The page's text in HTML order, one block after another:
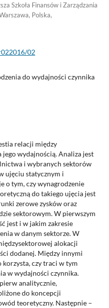
Szkoła Finansów i Zarządzania
Polska,
02
do wydajności czynnika
relacji między
wydajnością. Analiza jest
i wybranych sektorów
ujęciu statycznym i
o tym, czy wynagrodzenie
do takiego ujęcia jest
zerowe zysków oraz
sektorowym. W pierwszym
jest i w jakim zakresie
w danym sektorze. W
alokacji
dodanej. Między innymi
czy traci w tym
w wydajności czynnika.
analitycznie,
do koncepcji
teoretyczny. Następnie –